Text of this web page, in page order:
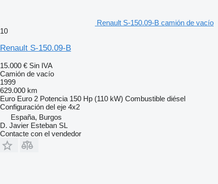
Renault S-150.09-B camión de vacío
10
Renault S-150.09-B
15.000 € Sin IVA
Camión de vacío
1999
629.000 km
Euro Euro 2 Potencia 150 Hp (110 kW) Combustible diésel
Configuración del eje 4x2
España, Burgos
D. Javier Esteban SL
Contacte con el vendedor